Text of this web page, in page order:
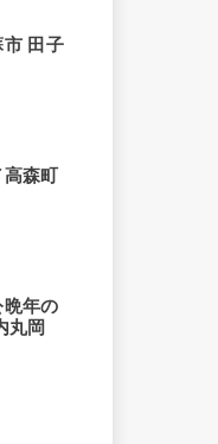
市 田子
高森町
晩年の
丸岡